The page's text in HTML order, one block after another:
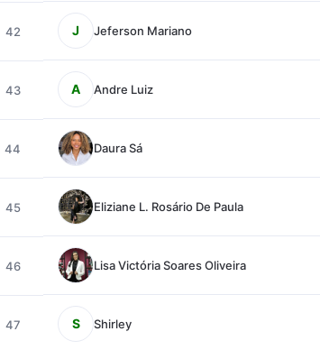
42 J Jeferson Mariano
43 A Andre Luiz
44 Daura Sá
45 Eliziane L. Rosário De Paula
46 Lisa Victória Soares Oliveira
47 S Shirley